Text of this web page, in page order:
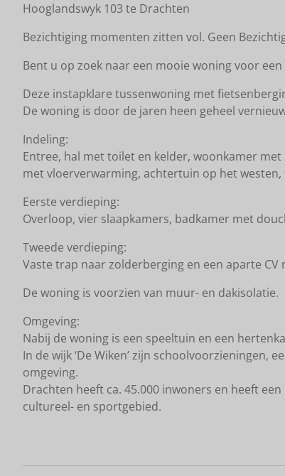
Hooglandswyk 103 te Drachten
Bezichtiging momenten zitten vol. Geen
Bent u op zoek naar een mooie woning voor
Deze instapklare tussenwoning met
De woning is door de jaren heen geheel
Indeling:
Entree, hal met toilet en kelder, woonkamer
met vloerverwarming, achtertuin op het
Eerste verdieping:
Overloop, vier slaapkamers, badkamer met
Tweede verdieping:
Vaste trap naar zolderberging en een aparte CV
De woning is voorzien van muur- en dakisolatie.
Omgeving:
Nabij de woning is een speeltuin en een
In de wijk ‘De Wiken’ zijn schoolvoorzieningen,
omgeving.
Drachten heeft ca. 45.000 inwoners en heeft
cultureel- en sportgebied.